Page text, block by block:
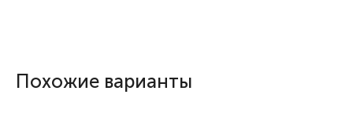
Похожие варианты